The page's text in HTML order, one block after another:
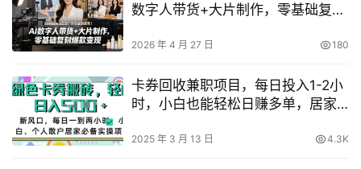
数字人带货+大片制作，零基础复刻
2026 年 4 月 27 日 180
卡券回收兼职项目，每日投入1-2小
时，小白也能轻松日赚多单，居家
2025 年 3 月 13 日 4.3K